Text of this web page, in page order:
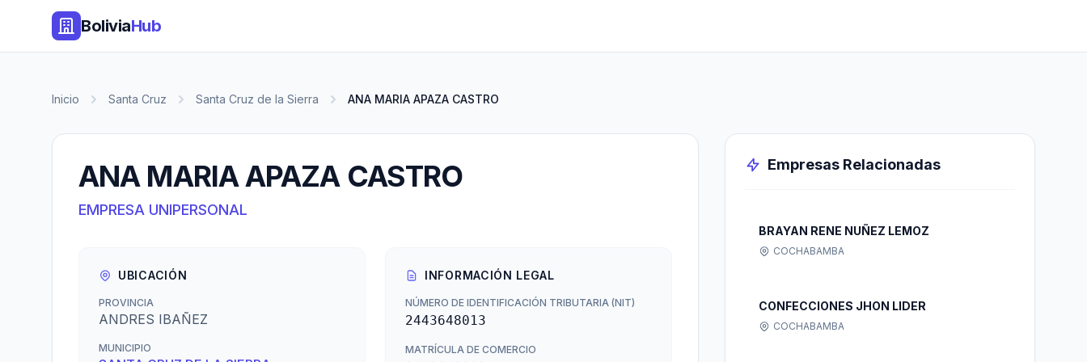
BoliviaHub
Inicio Santa Cruz Santa Cruz de la Sierra ANA MARIA APAZA CASTRO
ANA MARIA APAZA CASTRO
EMPRESA UNIPERSONAL
UBICACIÓN
PROVINCIA
ANDRES IBAÑEZ
MUNICIPIO
INFORMACIÓN LEGAL
NÚMERO DE IDENTIFICACIÓN TRIBUTARIA (NIT)
2443648013
MATRÍCULA DE COMERCIO
Empresas Relacionadas
BRAYAN RENE NUÑEZ LEMOZ
COCHABAMBA
CONFECCIONES JHON LIDER
COCHABAMBA